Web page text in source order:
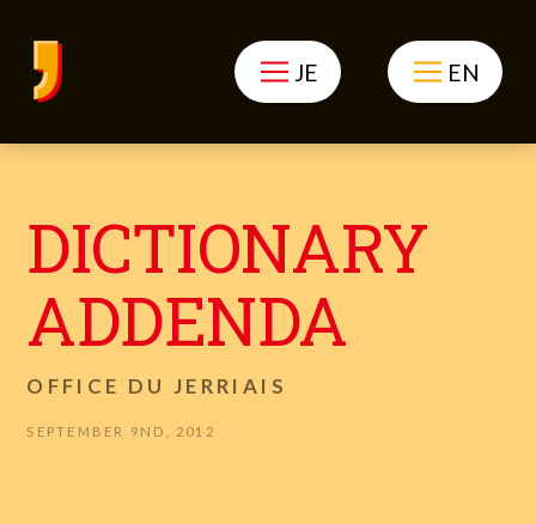
JE EN
DICTIONARY
ADDENDA
OFFICE DU JERRIAIS
SEPTEMBER 9ND, 2012